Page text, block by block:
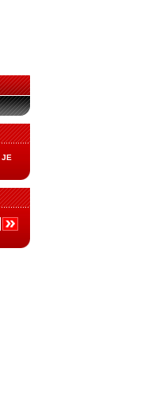
JE